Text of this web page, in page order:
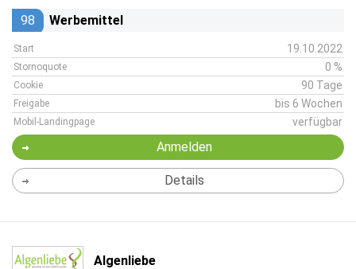
98 Werbemittel
Start 19.10.2022
Stornoquote 0 %
Cookie 90 Tage
Freigabe bis 6 Wochen
Mobil-Landingpage verfügbar
Anmelden
Details
Algenliebe